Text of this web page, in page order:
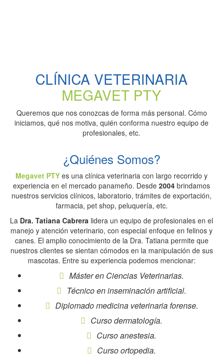
CLÍNICA VETERINARIA
MEGAVET PTY
Queremos que nos conozcas de forma más personal. Cómo
iniciamos, qué nos motiva, quién conforma nuestro equipo de
profesionales, etc.
¿Quiénes Somos?
Megavet PTY es una clínica veterinaria con largo recorrido y
experiencia en el mercado panameño. Desde 2004 brindamos
nuestros servicios clínicos, laboratorio, trámites de exportación,
farmacia, pet shop, peluquería, etc.
La Dra. Tatiana Cabrera lidera un equipo de profesionales en el
manejo y atención veterinario, con especial enfoque en felinos y
canes. El amplio conocimiento de la Dra. Tatiana permite que
nuestros clientes se sientan cómodos en la manipulación de sus
mascotas. Entre su experiencia podemos mencionar:
Máster en Ciencias Veterinarias.
Técnico en inseminación artificial.
Diplomado medicina veterinaria forense.
Curso dermatología.
Curso anestesia.
Curso ortopedia.